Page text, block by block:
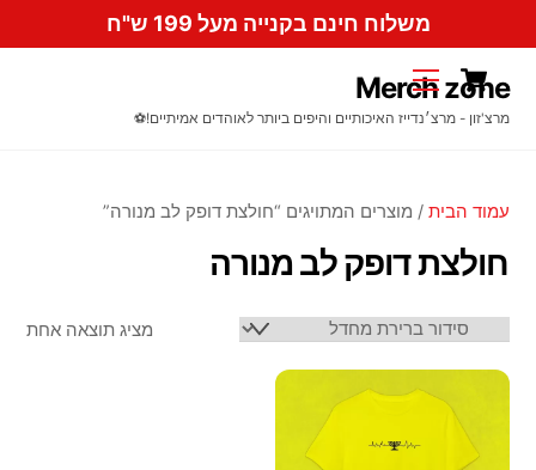
content
משלוח חינם בקנייה מעל 199 ש"ח
MenuCart
Merch zone
מרצ'זון - מרצ׳נדייז האיכותיים והיפים ביותר לאוהדים אמיתיים!⚽️
עמוד הבית / מוצרים המתויגים “חולצת דופק לב מנורה”
חולצת דופק לב מנורה
מציג תוצאה אחת